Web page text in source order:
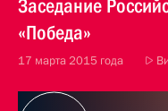
Заседание
«Победа»
17 марта 2015 года